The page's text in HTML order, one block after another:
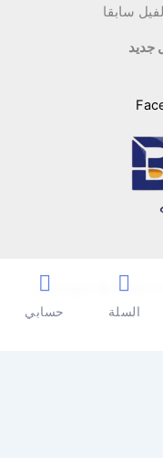
سابقا
جديد
Copyright © 2026 |
السلة حسابي